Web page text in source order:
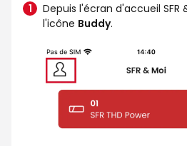
Depuis l'écran d'accueil SFR
l'icône Buddy.